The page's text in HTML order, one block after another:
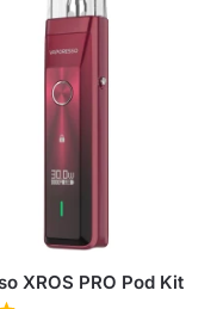
XROS PRO Pod Kit